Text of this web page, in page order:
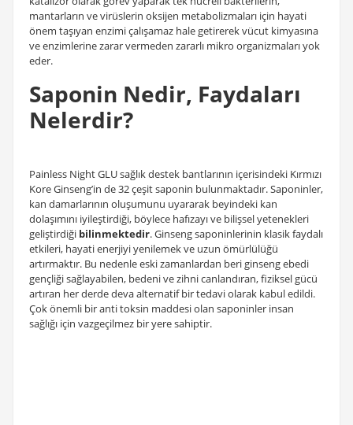
mantarların ve virüslerin oksijen metabolizmaları için hayati
önem taşıyan enzimi çalışamaz hale getirerek vücut kimyasına
ve enzimlerine zarar vermeden zararlı mikro organizmaları yok
eder.
Saponin Nedir, Faydaları
Nelerdir?
Painless Night GLU sağlık destek bantlarının içerisindeki Kırmızı
Kore Ginseng’in de 32 çeşit saponin bulunmaktadır. Saponinler,
kan damarlarının oluşumunu uyararak beyindeki kan
dolaşımını iyileştirdiği, böylece hafızayı ve bilişsel yetenekleri
geliştirdiği bilinmektedir. Ginseng saponinlerinin klasik faydalı
etkileri, hayati enerjiyi yenilemek ve uzun ömürlülüğü
artırmaktır. Bu nedenle eski zamanlardan beri ginseng ebedi
gençliği sağlayabilen, bedeni ve zihni canlandıran, fiziksel gücü
artıran her derde deva alternatif bir tedavi olarak kabul edildi.
Çok önemli bir anti toksin maddesi olan saponinler insan
sağlığı için vazgeçilmez bir yere sahiptir.